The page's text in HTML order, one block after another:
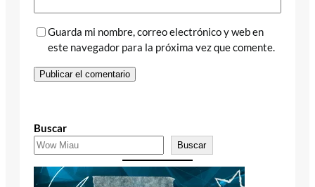
Guarda mi nombre, correo electrónico y web en
este navegador para la próxima vez que comente.
Buscar
Buscar